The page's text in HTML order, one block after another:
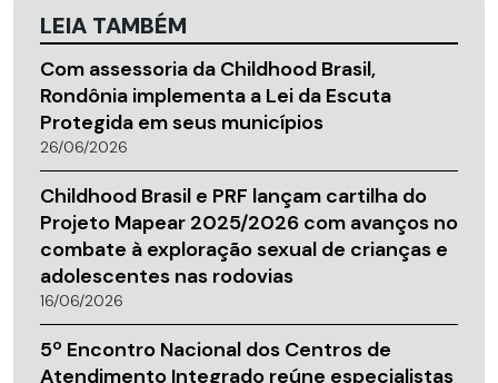
LEIA TAMBÉM
Com assessoria da Childhood Brasil,
Rondônia implementa a Lei da Escuta
Protegida em seus municípios
26/06/2026
Childhood Brasil e PRF lançam cartilha do
Projeto Mapear 2025/2026 com avanços no
combate à exploração sexual de crianças e
adolescentes nas rodovias
16/06/2026
5º Encontro Nacional dos Centros de
Atendimento Integrado reúne especialistas